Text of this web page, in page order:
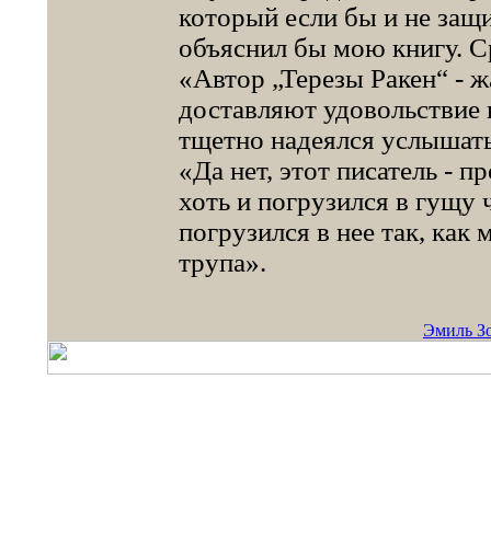
который если бы и не
объяснил бы мою книгу.
«Автор „Терезы Ракен“ -
доставляют
тщетно надеялся
«Да нет, этот писатель -
хоть и погрузился в гущу
погрузился в нее так, как
трупа».
Эмиль